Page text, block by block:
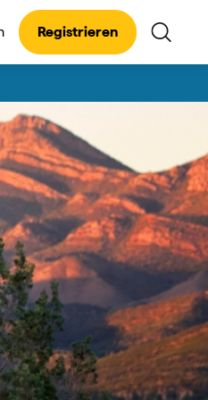
Registrieren